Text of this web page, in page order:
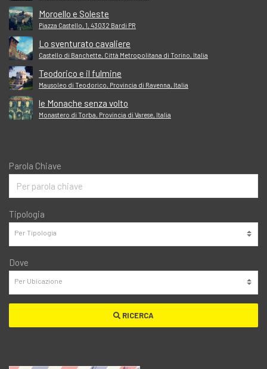
Moroello e Soleste
Piazza Castello, 1, 43032 Bardi PR
Lo sventurato cavaliere
Castello di Banchette, Città Metropolitana di Torino, Italia
Teodorico e il fulmine
Mausoleo di Teodorico, Provincia di Ravenna, Italia
le Monache senza volto
Monastero di Torba, Provincia di Varese, Italia
Parola Chiave
Tipologia
Dove
RICERCA